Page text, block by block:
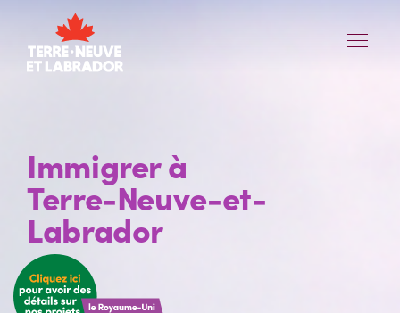
Skip to Content
nav
Immigrer à
Terre-Neuve-et-
Labrador